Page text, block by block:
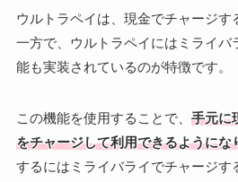
ウルトラペイは、現金でチャージす
一方で、ウルトラペイにはミライバ
能も実装されているのが特徴です。
この機能を使用することで、 手元に
をチャージして利用できるようにな
するにはミライバライでチャージす